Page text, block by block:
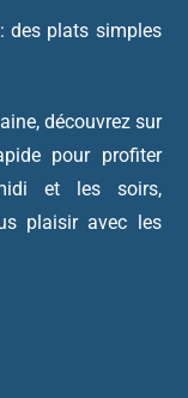
des plats simples
découvrez sur
pour profiter
et les soirs,
plaisir avec les